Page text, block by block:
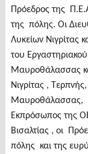
Πρόεδρος της
της πόλης. Οι
Λυκείων Νιγρίτας
του
Μαυροθάλασσας
Νιγρίτας ,
Μαυροθάλασσας,
Εκπρόσωπος της
Βισαλτίας , οι
πόλης και της